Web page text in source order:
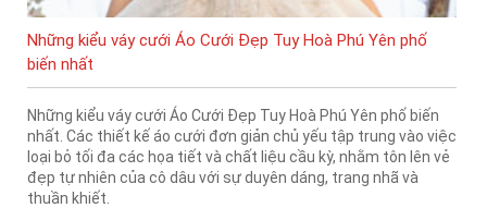
Những kiểu váy cưới Áo Cưới Đẹp Tuy Hoà Phú Yên phố
biến nhất
Những kiểu váy cưới Áo Cưới Đẹp Tuy Hoà Phú Yên phố biến
nhất. Các thiết kế áo cưới đơn giản chủ yếu tập trung vào việc
loại bỏ tối đa các họa tiết và chất liệu cầu kỳ, nhằm tôn lên vẻ
đẹp tự nhiên của cô dâu với sự duyên dáng, trang nhã và
thuần khiết.